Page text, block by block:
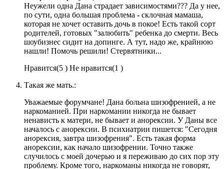
Неужели одна Дана страдает зависимостями??? Да у нее,
по сути, одна большая проблема - склочная мамаша,
которая не хочет оставить дочь в покое! Есть такой сорт
родителей, готовых "залюбить" ребенка до смерти. Весь
шоубизнес сидит на допинге. А тут, надо же, крайнюю
нашли! Помочь решили! Стервятники...
Нравится(5 ) Не нравится(1 )
Такая же мать.:
Уважаемые форумчане! Дана больна шизофренией, а не
наркоманией. При наркомании никогда не бывает
ненависть к матери, не бывает и анорексии. У Даны все
началось с анорексии. В психиатрии пишется: "Сегодня
анорексия, завтра шизофрения". Есть такая форма
анорексии, как начало шизофрении. Точно также
случилось с моей дочерью и я переживаю до сих пор эту
проблему. Кроме того, наркоманы никогда не говорят,